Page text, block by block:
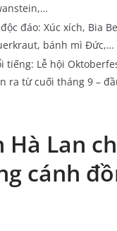
đáo: Xúc xích, Bia
bánh mì Đức,…
tiếng: Lễ hội
ra từ cuối tháng 9 –
Hà Lan
cánh